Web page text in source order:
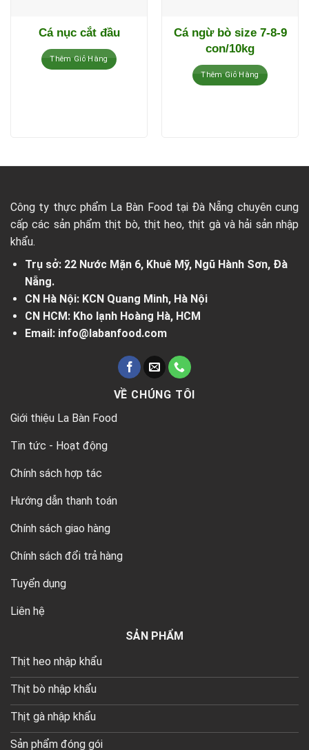
Cá nục cắt đầu
Thêm Giỏ Hàng
Cá ngừ bò size 7-8-9
con/10kg
Thêm Giỏ Hàng
Công ty thực phẩm La Bàn Food tại Đà Nẵng chuyên cung
cấp các sản phẩm thịt bò, thịt heo, thịt gà và hải sản nhập
khẩu.
Trụ sở: 22 Nước Mặn 6, Khuê Mỹ, Ngũ Hành Sơn, Đà
Nẵng.
CN Hà Nội: KCN Quang Minh, Hà Nội
CN HCM: Kho lạnh Hoàng Hà, HCM
Email: info@labanfood.com
VỀ CHÚNG TÔI
Giới thiệu La Bàn Food
Tin tức - Hoạt động
Chính sách hợp tác
Hướng dẫn thanh toán
Chính sách giao hàng
Chính sách đổi trả hàng
Tuyển dụng
Liên hệ
SẢN PHẨM
Thịt heo nhập khẩu
Thịt bò nhập khẩu
Thịt gà nhập khẩu
Sản phẩm đóng gói